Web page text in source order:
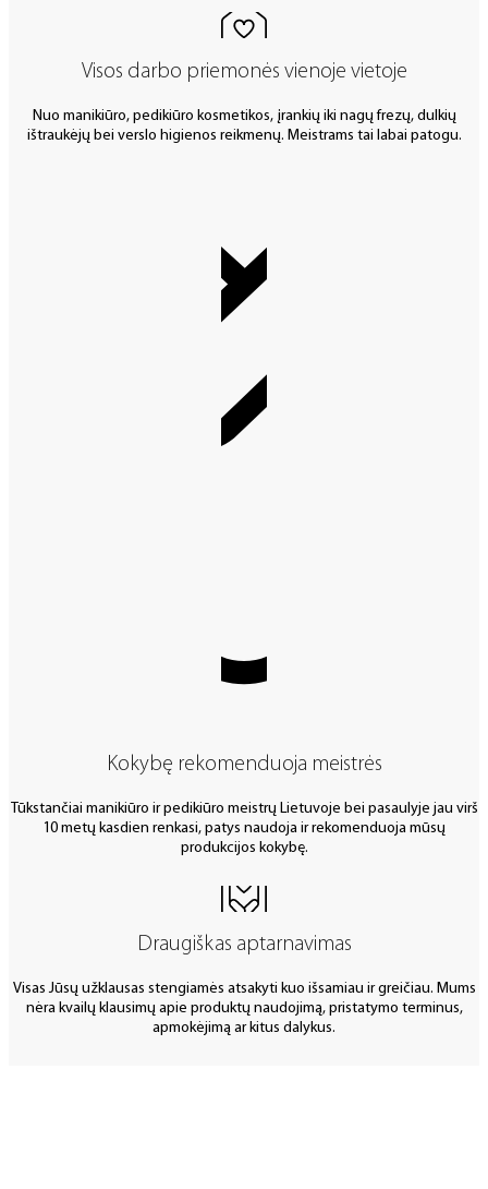
Visos darbo priemonės vienoje vietoje
Nuo manikiūro, pedikiūro kosmetikos, įrankių iki nagų frezų, dulkių
ištraukėjų bei verslo higienos reikmenų. Meistrams tai labai patogu.
Kokybę rekomenduoja meistrės
Tūkstančiai manikiūro ir pedikiūro meistrų Lietuvoje bei pasaulyje jau virš
10 metų kasdien renkasi, patys naudoja ir rekomenduoja mūsų
produkcijos kokybę.
Draugiškas aptarnavimas
Visas Jūsų užklausas stengiamės atsakyti kuo išsamiau ir greičiau. Mums
nėra kvailų klausimų apie produktų naudojimą, pristatymo terminus,
apmokėjimą ar kitus dalykus.